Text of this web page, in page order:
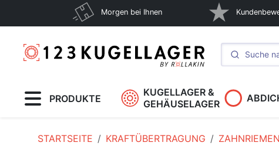
Morgen bei Ihnen
PRODUKTE
KUGELLAGER &
GEHÄUSELAGER
STARTSEITE KRAFTÜBERTRAGUNG